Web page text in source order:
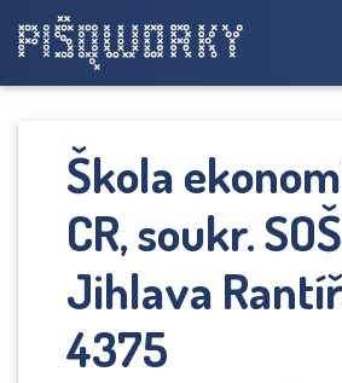
Škola
CR, soukr.
Jihlava
4375